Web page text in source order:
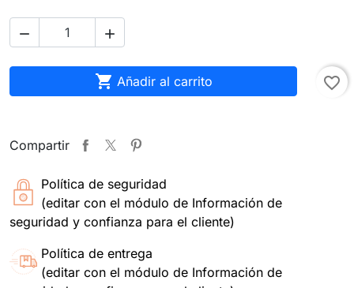
 
 Añadir al carrito favorite_border
Compartir
Política de seguridad
(editar con el módulo de Información de
seguridad y confianza para el cliente)
Política de entrega
(editar con el módulo de Información de